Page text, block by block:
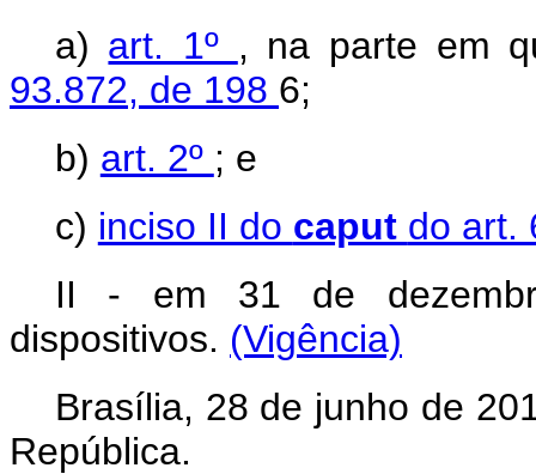
a) art. 1º , na parte em
93.872, de 198 6;
b) art. 2º ; e
c) inciso II do caput do art.
II - em 31 de
dispositivos. (Vigência)
Brasília, 28 de junho de
República.